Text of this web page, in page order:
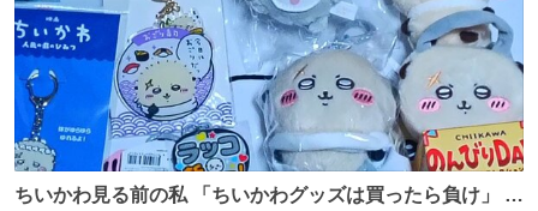
ちいかわ見る前の私 「ちいかわグッズは買ったら負け」 今